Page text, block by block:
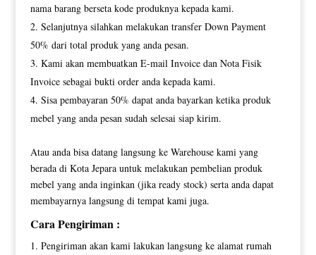
nama barang berseta kode produknya kepada kami.
Selanjutnya silahkan melakukan transfer Down Payment
50% dari total produk yang anda pesan.
Kami akan membuatkan E-mail Invoice dan Nota Fisik
Invoice sebagai bukti order anda kepada kami.
Sisa pembayaran 50% dapat anda bayarkan ketika produk
mebel yang anda pesan sudah selesai siap kirim.
Atau anda bisa datang langsung ke Warehouse kami yang
berada di Kota Jepara untuk melakukan pembelian produk
mebel yang anda inginkan (jika ready stock) serta anda dapat
membayarnya langsung di tempat kami juga.
Cara Pengiriman :
Pengiriman akan kami lakukan langsung ke alamat rumah